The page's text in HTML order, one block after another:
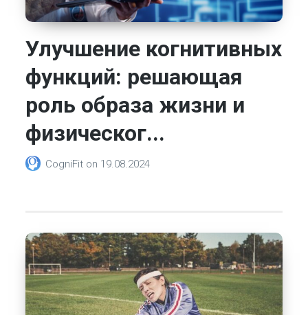
Улучшение когнитивных
функций: решающая
роль образа жизни и
физическог...
CogniFit on 19.08.2024